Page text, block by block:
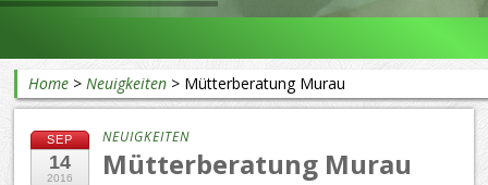
Home >Neuigkeiten > Mütterberatung Murau
SEP
14
2016
NEUIGKEITEN
Mütterberatung Murau